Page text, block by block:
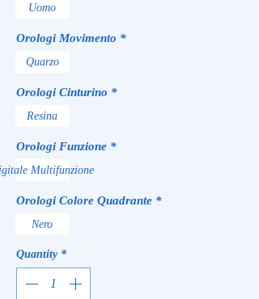
Uomo
Orologi Movimento *
Quarzo
Orologi Cinturino *
Resina
Orologi Funzione *
Multifunzione
Orologi Colore Quadrante *
Nero
Quantity *